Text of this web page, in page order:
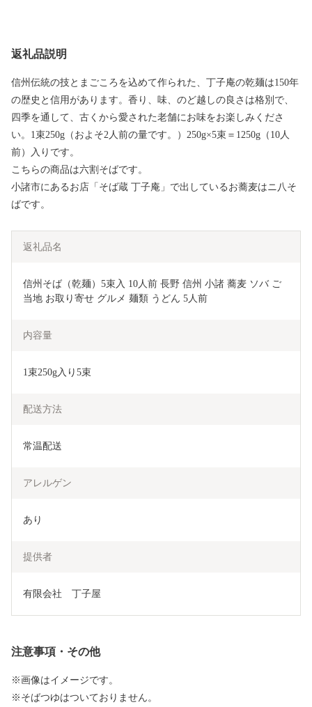
返礼品説明
信州伝統の技とまごころを込めて作られた、丁子庵の乾麺は150年
の歴史と信用があります。香り、味、のど越しの良さは格別で、
四季を通して、古くから愛された老舗にお味をお楽しみくださ
い。1束250g（およそ2人前の量です。）250g×5束＝1250g（10人
前）入りです。
こちらの商品は六割そばです。
小諸市にあるお店「そば蔵 丁子庵」で出しているお蕎麦はニ八そ
ばです。
返礼品名
信州そば（乾麺）5束入 10人前 長野 信州 小諸 蕎麦 ソバ ご
当地 お取り寄せ グルメ 麺類 うどん 5人前
内容量
1束250g入り5束
配送方法
常温配送
アレルゲン
あり
提供者
有限会社　丁子屋
注意事項・その他
※画像はイメージです。
※そばつゆはついておりません。